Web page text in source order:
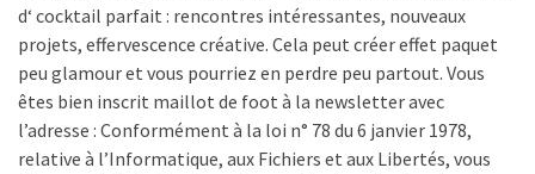
d‘ cocktail parfait : rencontres intéressantes, nouveaux
projets, effervescence créative. Cela peut créer effet paquet
peu glamour et vous pourriez en perdre peu partout. Vous
êtes bien inscrit maillot de foot à la newsletter avec
l’adresse : Conformément à la loi n° 78 du 6 janvier 1978,
relative à l’Informatique, aux Fichiers et aux Libertés, vous